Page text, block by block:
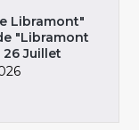
Libramont"
"Libramont
26 Juillet